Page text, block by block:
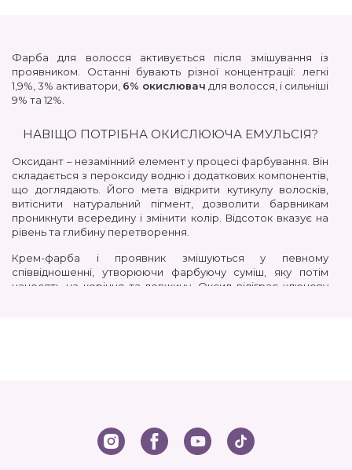
Фарба для волосся активується після змішування із
проявником. Останні бувають різної концентрації: легкі
1,9%, 3% активатори, 6% окислювач для волосся, і сильніші
9% та 12%.
НАВІЩО ПОТРІБНА ОКИСЛЮЮЧА ЕМУЛЬСІЯ?
Оксидант – незамінний елемент у процесі фарбування. Він
складається з пероксиду водню і додаткових компонентів,
що доглядають. Його мета відкрити кутикулу волосків,
витіснити натуральний пігмент, дозволити барвникам
проникнути всередину і змінити колір. Відсоток вказує на
рівень та глибину перетворення.
Крем-фарба і проявник змішуються у певному
співвідношенні, утворюючи фарбуючу суміш, яку потім
наносять на коріння та довжину. Оксид відіграє ключову
Найкраще колірне рішення. Завдяки глибокому
проникненню в структуру волосся, колір виходить